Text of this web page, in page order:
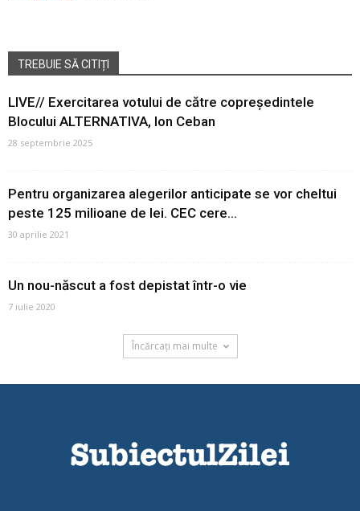
TREBUIE SĂ CITIȚI
LIVE// Exercitarea votului de către copreședintele
Blocului ALTERNATIVA, Ion Ceban
28 septembrie 2025
Pentru organizarea alegerilor anticipate se vor cheltui
peste 125 milioane de lei. CEC cere...
30 aprilie 2021
Un nou-născut a fost depistat într-o vie
7 iulie 2020
Încărcați mai multe